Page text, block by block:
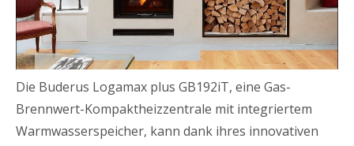
Die Buderus Logamax plus GB192iT, eine Gas-
Brennwert-Kompaktheizzentrale mit integriertem
Warmwasserspeicher, kann dank ihres innovativen